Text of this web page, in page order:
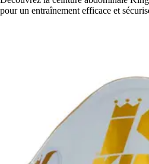
pour un entraînement efficace et